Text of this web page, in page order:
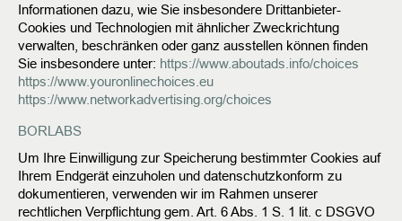
Informationen dazu, wie Sie insbesondere Drittanbieter-
Cookies und Technologien mit ähnlicher Zweckrichtung
verwalten, beschränken oder ganz ausstellen können finden
Sie insbesondere unter: https://www.aboutads.info/choices
https://www.youronlinechoices.eu
https://www.networkadvertising.org/choices
BORLABS
Um Ihre Einwilligung zur Speicherung bestimmter Cookies auf
Ihrem Endgerät einzuholen und datenschutzkonform zu
dokumentieren, verwenden wir im Rahmen unserer
rechtlichen Verpflichtung gem. Art. 6 Abs. 1 S. 1 lit. c DSGVO